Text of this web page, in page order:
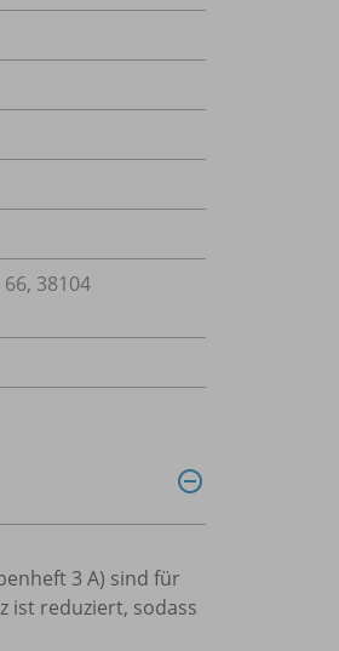
38104
3 A) sind für
ist reduziert, sodass